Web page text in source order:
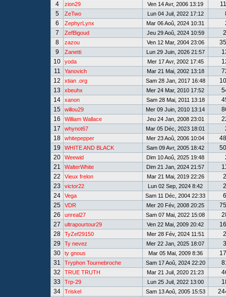
4
zion29 Ven 14 Avr, 2006 13:19
5
ZeTwo Lun 04 Juil, 2022 17:12
6
ZephyrLynx Mar 06 Aoû, 2024 10:31
7
ZefBigoud Jeu 29 Aoû, 2024 10:59
8
zazou Ven 12 Mar, 2004 23:06
9
Zanetti Lun 29 Juin, 2026 21:57
10
yoda Mer 17 Avr, 2002 17:45
11
Yanovich Mar 21 Mai, 2002 13:18
12
xtian .org Sam 28 Jan, 2017 16:48
13
xbeuhx Mer 24 Mar, 2010 17:52
14
xanon Sam 28 Mai, 2011 13:18
15
willou29 Mer 09 Juin, 2010 13:14
16
William Wallace Jeu 24 Jan, 2008 23:01
17
whynot67 Mar 05 Déc, 2023 18:01
18
whitepepper Mer 23 Aoû, 2006 10:04
19
WHITE AND BLACK Sam 09 Avr, 2005 18:42
20
Weewid Dim 10 Aoû, 2025 19:48
21
WalterWhite Dim 21 Jan, 2024 21:57
22
Vieux frelon Mar 21 Mai, 2019 22:26
23
victor22 Lun 02 Sep, 2024 8:42
24
Vega Sam 11 Déc, 2004 22:33
25
VDR Mer 20 Fév, 2008 20:25
26
unreal27 Sam 07 Mai, 2022 15:08
27
ultrapourtour29 Ven 22 Mai, 2009 20:42
28
TyZef29150 Mer 28 Fév, 2024 11:51
29
Ty nevez Mer 22 Jan, 2025 18:07
30
ty gnous Mar 05 Mai, 2009 8:36
31
Tryphon Tournebroche Sam 17 Aoû, 2024 22:20
32
TRUE TRUTH Mar 21 Juil, 2020 21:23
33
Trp-29 Lun 25 Juil, 2022 13:00
34
Triskel Sam 13 Aoû, 2005 15:53